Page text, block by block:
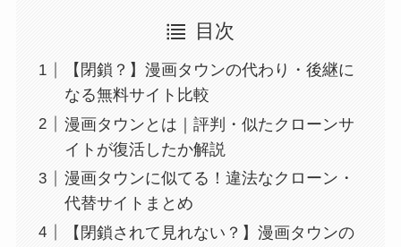
目次
【閉鎖？】漫画タウンの代わり・後継に
なる無料サイト比較
漫画タウンとは｜評判・似たクローンサ
イトが復活したか解説
漫画タウンに似てる！違法なクローン・
代替サイトまとめ
【閉鎖されて見れない？】漫画タウンの